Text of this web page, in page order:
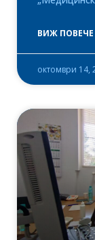
ВИЖ ПОВЕЧЕ
октомври 14,